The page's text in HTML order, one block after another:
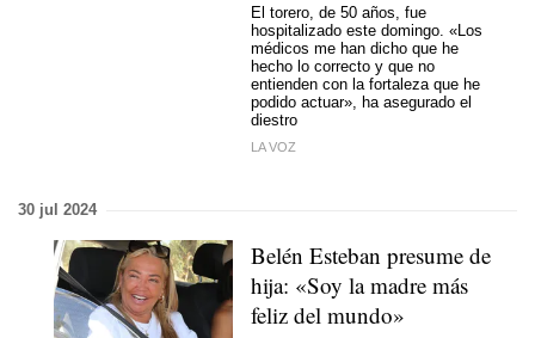
El torero, de 50 años, fue
hospitalizado este domingo. «Los
médicos me han dicho que he
hecho lo correcto y que no
entienden con la fortaleza que he
podido actuar», ha asegurado el
diestro
LA VOZ
30 jul 2024
Belén Esteban presume de
hija: «Soy la madre más
feliz del mundo»